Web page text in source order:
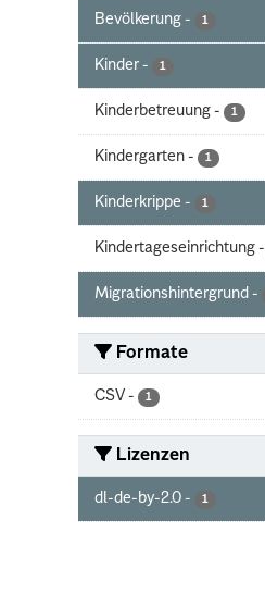
Bevölkerung - 1
Kinder - 1
Kinderbetreuung - 1
Kindergarten - 1
Kinderkrippe - 1
Kindertageseinrichtung -
Migrationshintergrund -
Formate
CSV - 1
Lizenzen
dl-de-by-2.0 - 1